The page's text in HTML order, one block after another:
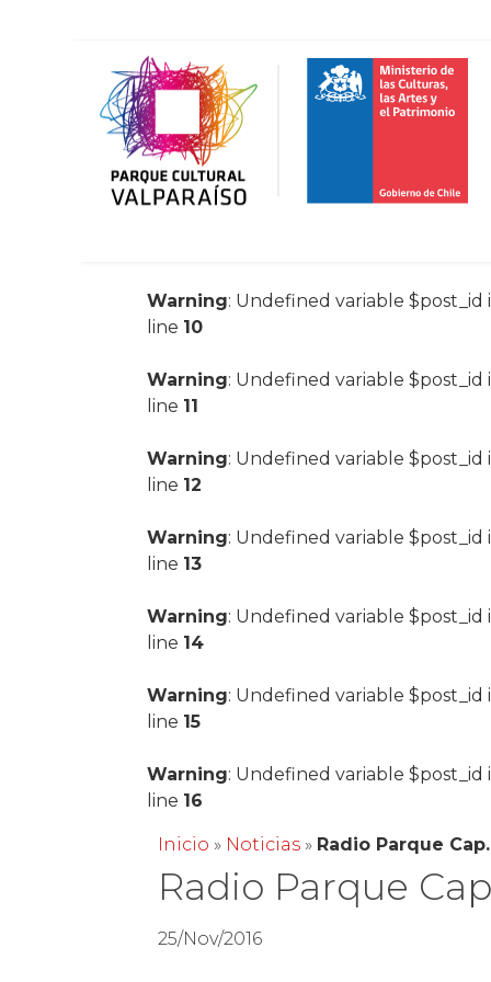
Warning: Undefined variable $post_id
line 10
Warning: Undefined variable $post_id
line 11
Warning: Undefined variable $post_id
line 12
Warning: Undefined variable $post_id
line 13
Warning: Undefined variable $post_id
line 14
Warning: Undefined variable $post_id
line 15
Warning: Undefined variable $post_id
line 16
Inicio » Noticias » Radio Parque
Radio Parque
25/Nov/2016